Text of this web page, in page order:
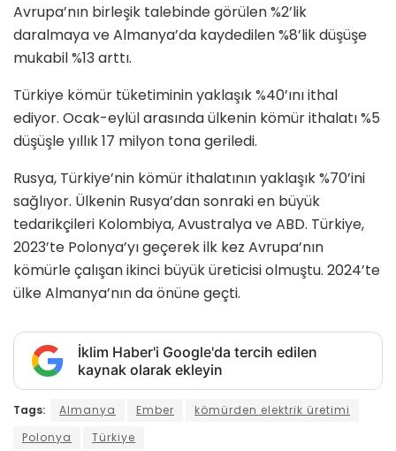
Avrupa’nın birleşik talebinde görülen %2’lik
daralmaya ve Almanya’da kaydedilen %8’lik düşüşe
mukabil %13 arttı.
Türkiye kömür tüketiminin yaklaşık %40’ını ithal
ediyor. Ocak-eylül arasında ülkenin kömür ithalatı %5
düşüşle yıllık 17 milyon tona geriledi.
Rusya, Türkiye’nin kömür ithalatının yaklaşık %70’ini
sağlıyor. Ülkenin Rusya’dan sonraki en büyük
tedarikçileri Kolombiya, Avustralya ve ABD. Türkiye,
2023’te Polonya’yı geçerek ilk kez Avrupa’nın
kömürle çalışan ikinci büyük üreticisi olmuştu. 2024’te
ülke Almanya’nın da önüne geçti.
İklim Haber'i Google'da tercih edilen
kaynak olarak ekleyin
Tags: Almanya Ember
kömürden elektrik üretimi
Polonya
Türkiye